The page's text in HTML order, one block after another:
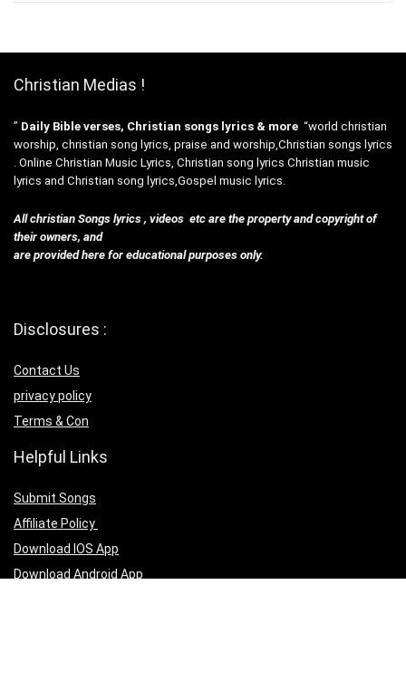
Christian Medias !
” Daily Bible verses, Christian songs lyrics & more “world christian
worship, christian song lyrics, praise and worship,Christian songs lyrics
. Online Christian Music Lyrics, Christian song lyrics Christian music
lyrics and Christian song lyrics,Gospel music lyrics.
All christian Songs lyrics , videos etc are the property and copyright of
their owners, and
are provided here for educational purposes only.
Disclosures :
Contact Us
privacy policy
Terms & Con
Helpful Links
Submit Songs
Affiliate Policy
Download IOS App
Download Android App